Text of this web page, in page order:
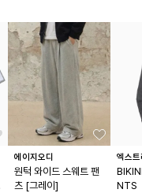
에이지오디
원턱 와이드 스웨트 팬
츠 [그레이]
엑스
NTS